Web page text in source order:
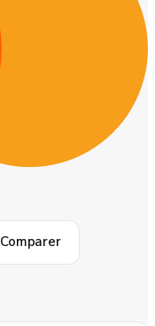
Comparer